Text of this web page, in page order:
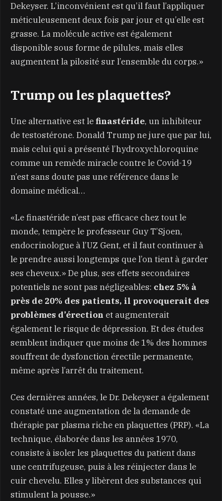
Dekeyser. L’inconvénient est qu’il faut l’appliquer
méticuleusement deux fois par jour et qu’elle est
grasse. La molécule active est également
disponible sous forme de pilules, mais elles
augmentent la pilosité sur l’ensemble du corps.»
Trump ou les plaquettes?
Une alternative est lefinastéride, un inhibiteur
de testostérone. Donald Trump ne jure que par lui,
mais celui qui a présenté l’hydroxychloroquine
comme un remède miracle contre le Covid-19
n’est sans doute pas une référence dans le
domaine médical…
«Le finastéride n’est pas efficace chez tout le
monde, tempère le professeur Guy T’Sjoen,
endocrinologue à l’UZ Gent, et il faut continuer à
le prendre aussi longtemps que l’on tient à garder
ses cheveux.» De plus, ses effets secondaires
potentiels ne sont pas négligeables: chez 5% à
près de 20% des patients, il provoquerait des
problèmes d’érection et augmenterait
également le risque de dépression. Et des études
semblent indiquer que moins de 1% des hommes
souffrent de dysfonction érectile permanente,
même après l’arrêt du traitement.
Ces dernières années, le Dr. Dekeyser a également
constaté une augmentation de la demande de
thérapie par plasma riche en plaquettes (PRP). «La
technique, élaborée dans les années 1970,
consiste à isoler les plaquettes du patient dans
une centrifugeuse, puis à les réinjecter dans le
cuir chevelu. Elles y libèrent des substances qui
stimulent la pousse.»